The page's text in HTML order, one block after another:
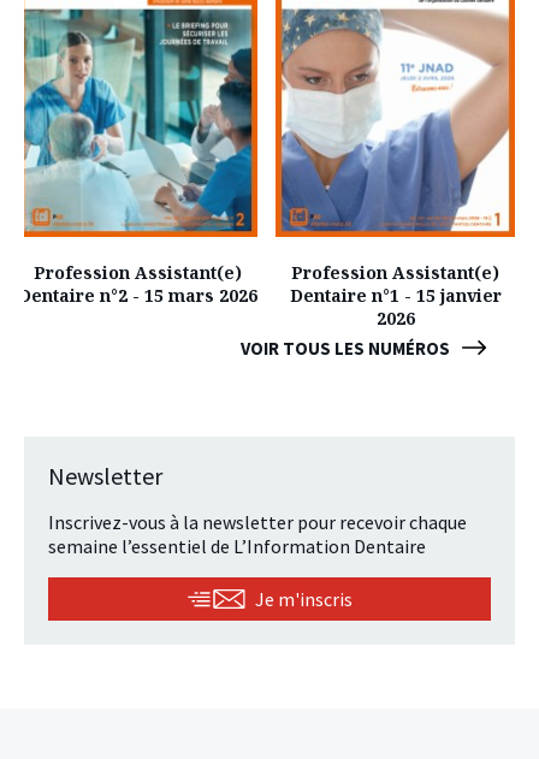
VOIR TOUS LES NUMÉROS
Profession Assistant(e)
Dentaire n°2 - 15 mars 2026
Profession Assistant(e)
Dentaire n°1 - 15 janvier
2026
Newsletter
Inscrivez-vous à la newsletter pour recevoir chaque
semaine l’essentiel de L’Information Dentaire
Je m'inscris